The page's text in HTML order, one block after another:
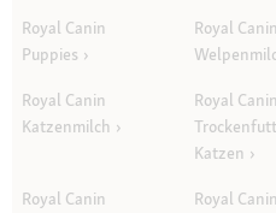
Royal Canin
Puppies
Royal Canin
Royal Canin
Katzenmilch
Royal Canin
Katzen
Royal Canin
Royal Canin